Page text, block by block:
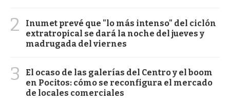
2
Inumet prevé que "lo más intenso" del ciclón
extratropical se dará la noche del jueves y
madrugada del viernes
3
El ocaso de las galerías del Centro y el boom
en Pocitos: cómo se reconfigura el mercado
de locales comerciales